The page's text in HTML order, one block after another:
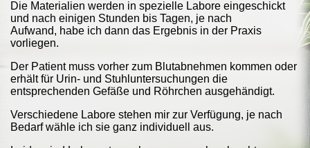
Die Materialien werden in spezielle Labore eingeschickt
und nach einigen Stunden bis Tagen, je nach
Aufwand, habe ich dann das Ergebnis in der Praxis
vorliegen.
Der Patient muss vorher zum Blutabnehmen kommen oder
erhält für Urin- und Stuhluntersuchungen die
entsprechenden Gefäße und Röhrchen ausgehändigt.
Verschiedene Labore stehen mir zur Verfügung, je nach
Bedarf wähle ich sie ganz individuell aus.